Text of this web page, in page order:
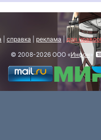
справка реклама для
© 2008-2026 ООО «Инфон»